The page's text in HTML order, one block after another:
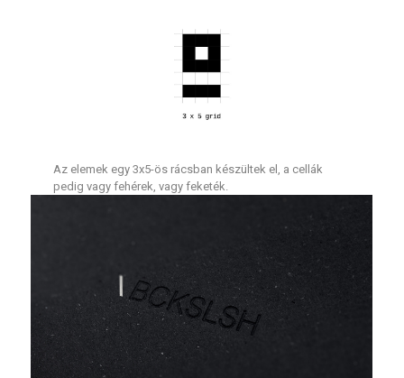
Az elemek egy 3x5-ös rácsban készültek el, a cellák
pedig vagy fehérek, vagy feketék.